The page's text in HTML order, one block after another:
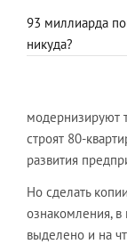
93 миллиарда
никуда?
модернизируют
строят 80-
развития
Но сделать
ознакомления, в
выделено и на